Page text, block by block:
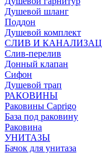
Душевой шланг
Поддон
Душевой комплект
СЛИВ И
Слив-перелив
Донный клапан
Сифон
Душевой трап
РАКОВИНЫ
Раковины Caprigo
База под раковину
Раковина
УНИТАЗЫ
Бачок для унитаза